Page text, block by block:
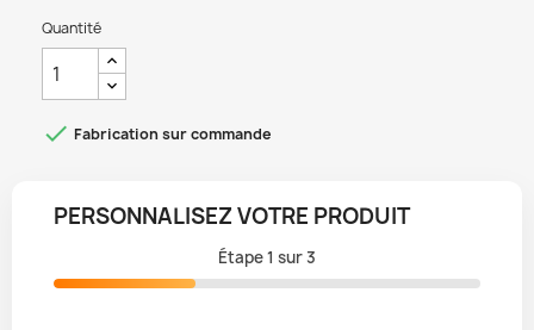
Quantité
 Fabrication sur commande
PERSONNALISEZ VOTRE PRODUIT
Étape1 sur3